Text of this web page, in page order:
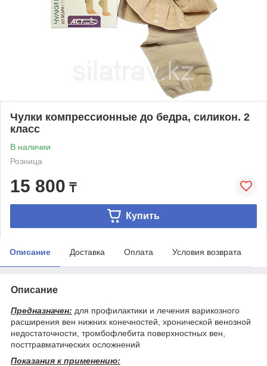
Чулки компрессионные до бедра, силикон. 2
класс
В наличии
Розница
15 800 ₸
Купить
Описание Доставка Оплата Условия возврата
Описание
Предназначен: для профилактики и лечения варикозного
расширения вен нижних конечностей, хронической венозной
недостаточности, тромбофлебита поверхностных вен,
посттравматических осложнений
Показания к применению: